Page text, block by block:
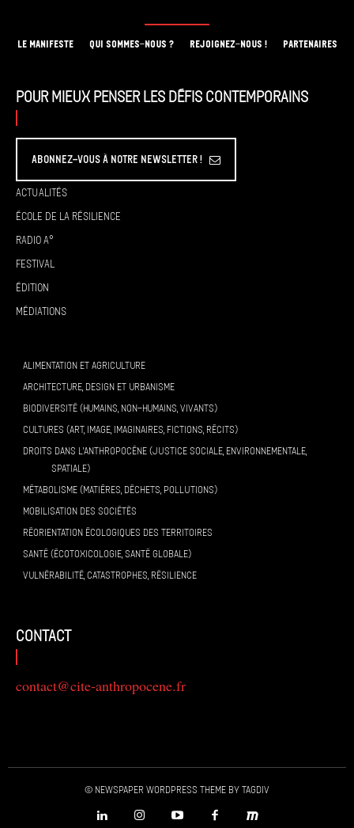
LE MANIFESTE QUI SOMMES-NOUS ? REJOIGNEZ-NOUS ! PARTENAIRES
Pour mieux penser les défis contemporains
Abonnez-vous à Notre Newsletter !
Actualités
École de la résilience
Radio A°
Festival
Édition
Médiations
ALIMENTATION ET AGRICULTURE
ARCHITECTURE, DESIGN ET URBANISME
BIODIVERSITÉ (HUMAINS, NON-HUMAINS, VIVANTS)
CULTURES (ART, IMAGE, IMAGINAIRES, FICTIONS, RÉCITS)
DROITS DANS L’ANTHROPOCÈNE (JUSTICE SOCIALE, ENVIRONNEMENTALE,
SPATIALE)
MÉTABOLISME (MATIÈRES, DÉCHETS, POLLUTIONS)
MOBILISATION DES SOCIÉTÉS
RÉORIENTATION ÉCOLOGIQUES DES TERRITOIRES
SANTÉ (ÉCOTOXICOLOGIE, SANTÉ GLOBALE)
VULNÉRABILITÉ, CATASTROPHES, RÉSILIENCE
contact
contact@cite-anthropocene.fr
© Newspaper WordPress Theme by TagDiv